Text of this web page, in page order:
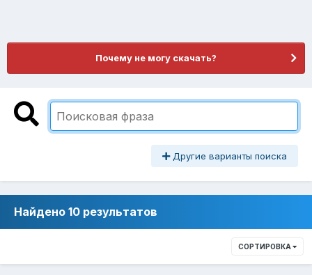
Почему не могу скачать?
Другие варианты поиска
Найдено 10 результатов
СОРТИРОВКА